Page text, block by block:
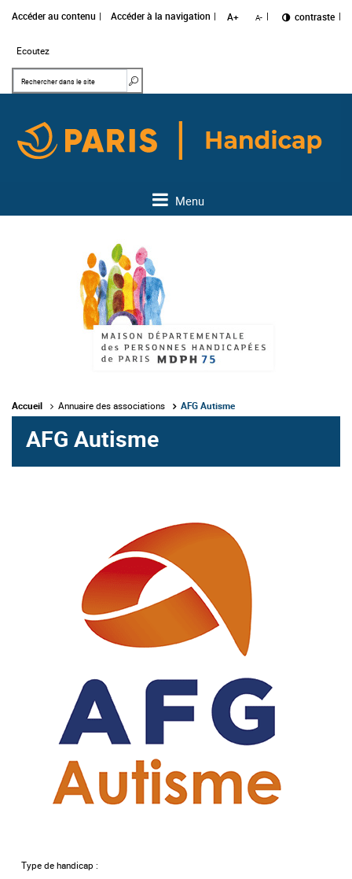
Accéder au contenu Accéder à la navigation A+ A- Changer le
contraste
Ecoutez
Mots clés
Menu
Accueil Annuaire des associations AFG Autisme
AFG Autisme
Type de handicap :